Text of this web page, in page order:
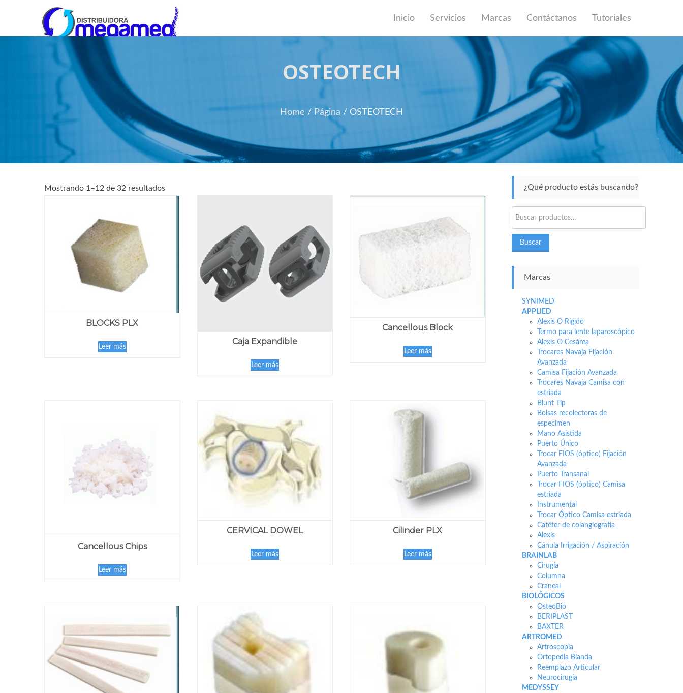
OmegaMed Sureste
OmegaMed Sureste
Inicio Servicios Marcas Contáctanos Tutoriales
OSTEOTECH
Home / Página / OSTEOTECH
Mostrando 1–12 de 32 resultados
BLOCKS PLX
Leer más
Caja Expandible
Leer más
Cancellous Block
Leer más
Cancellous Chips
Leer más
CERVICAL DOWEL
Leer más
Cilinder PLX
Leer más
¿Qué producto estás buscando?
por:
Buscar
Marcas
SYNIMED
APPLIED
Alexis O Rígido
Termo para lente laparoscópico
Alexis O Cesárea
Trocares Navaja Fijación
Avanzada
Camisa Fijación Avanzada
Trocares Navaja Camisa con
estriada
Blunt Tip
Bolsas recolectoras de
especimen
Mano Asistida
Puerto Único
Trocar FIOS (óptico) Fijación
Avanzada
Puerto Transanal
Trocar FIOS (óptico) Camisa
estriada
Instrumental
Trocar Óptico Camisa estriada
Catéter de colangiografía
Alexis
Cánula Irrigación / Aspiración
BRAINLAB
Cirugía
Columna
Craneal
BIOLÓGICOS
OsteoBio
BERIPLAST
BAXTER
ARTROMED
Artroscopia
Ortopedia Blanda
Reemplazo Articular
Neurocirugía
MEDYSSEY